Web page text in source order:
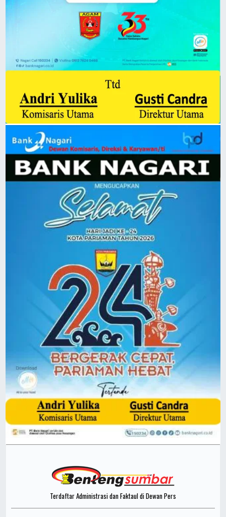
Terdaftar Administrasi dan Faktaul di Dewan Pers